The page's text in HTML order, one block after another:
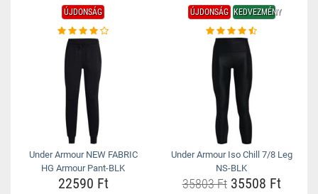
ÚJDONSÁG
Under Armour NEW FABRIC
HG Armour Pant-BLK
22590 Ft
ÚJDONSÁG KEDVEZMÉNY
Under Armour Iso Chill 7/8 Leg
NS-BLK
35803 Ft35508 Ft